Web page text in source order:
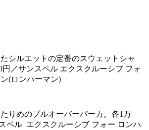
シルエットの定番のスウェットシャ
円／サンスペル エクスクルーシブ フォ
(ロンハーマン)
りめのプルオーバーパーカ。各1万
ペル エクスクルーシブ フォー ロンハ